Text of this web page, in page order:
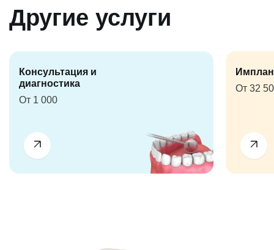
Другие услуги
Консультация и
диагностика
От 1 000
От 32